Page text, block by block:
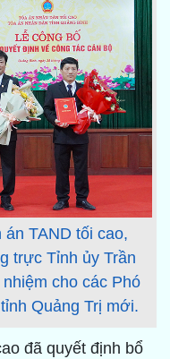
TAND tối cao,
trực Tỉnh ủy Trần
cho các Phó
Quảng Trị mới.
đã quyết định bổ